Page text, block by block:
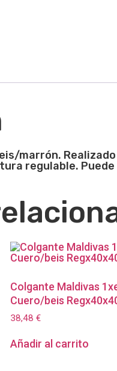
marrón.
regulable.
Colgante Maldivas
Cuero/beis
38,48 €
Añadir al carrito